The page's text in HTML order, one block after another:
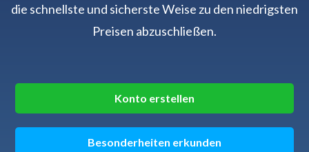
die schnellste und sicherste Weise zu den niedrigsten
Preisen abzuschließen.
Konto erstellen
Besonderheiten erkunden